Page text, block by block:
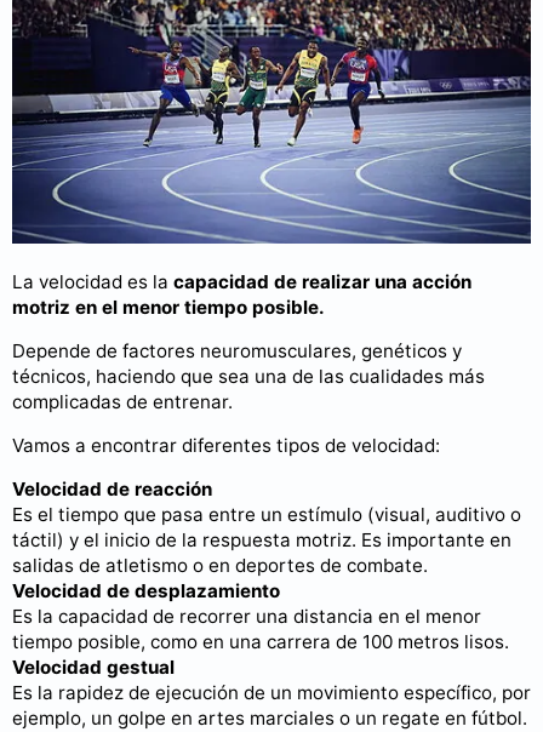
La velocidad es la capacidad de realizar una acción
motriz en el menor tiempo posible.
Depende de factores neuromusculares, genéticos y
técnicos, haciendo que sea una de las cualidades más
complicadas de entrenar.
Vamos a encontrar diferentes tipos de velocidad:
Velocidad de reacción
Es el tiempo que pasa entre un estímulo (visual, auditivo o
táctil) y el inicio de la respuesta motriz. Es importante en
salidas de atletismo o en deportes de combate.
Velocidad de desplazamiento
Es la capacidad de recorrer una distancia en el menor
tiempo posible, como en una carrera de 100 metros lisos.
Velocidad gestual
Es la rapidez de ejecución de un movimiento específico, por
ejemplo, un golpe en artes marciales o un regate en fútbol.